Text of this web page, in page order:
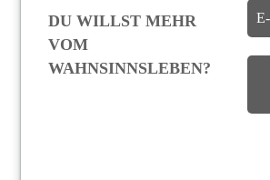
DU WILLST MEHR
VOM
WAHNSINNSLEBEN?